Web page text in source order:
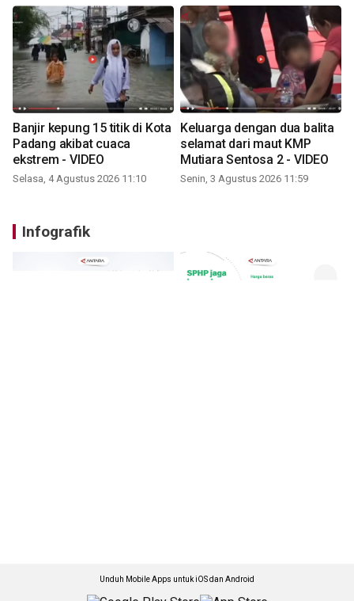
Banjir kepung 15 titik di Kota
Padang akibat cuaca
ekstrem - VIDEO
Selasa, 4 Agustus 2026 11:10
Keluarga dengan dua balita
selamat dari maut KMP
Mutiara Sentosa 2 - VIDEO
Senin, 3 Agustus 2026 11:59
Infografik
Unduh Mobile Apps untuk iOS dan Android